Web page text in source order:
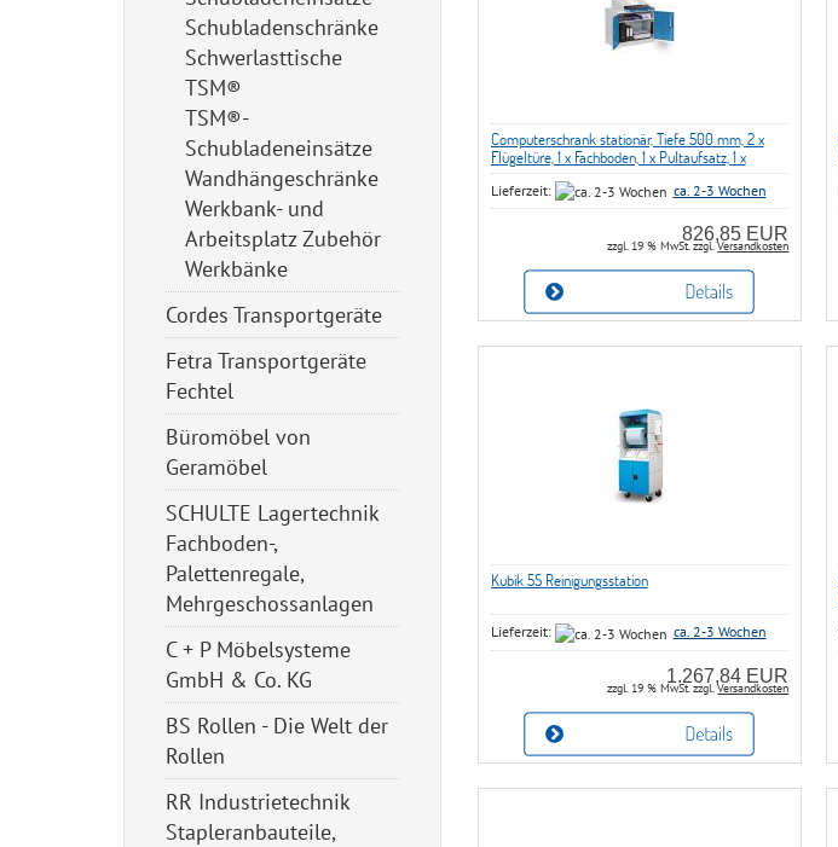
Schubladenschränke
Schwerlasttische
TSM®
TSM®-
Schubladeneinsätze
Wandhängeschränke
Werkbank- und
Arbeitsplatz Zubehör
Werkbänke
Cordes Transportgeräte
Fetra Transportgeräte
Fechtel
Büromöbel von
Geramöbel
SCHULTE Lagertechnik
Fachboden-,
Palettenregale,
Mehrgeschossanlagen
C + P Möbelsysteme
GmbH & Co. KG
BS Rollen - Die Welt der
Rollen
RR Industrietechnik
Stapleranbauteile,
Computerschrank stationär, Tiefe 500 mm, 2 x
Flügeltüre, 1 x Fachboden, 1 x Pultaufsatz, 1 x
Tastaturauszug, 1 x Lochwand mit
Flachbildschirmhalterung
Lieferzeit: ca. 2-3 Wochen
826,85 EUR
zzgl. 19 % MwSt. zzgl.Versandkosten
Kubik 5S Reinigungsstation
Lieferzeit: ca. 2-3 Wochen
1.267,84 EUR
zzgl. 19 % MwSt. zzgl.Versandkosten